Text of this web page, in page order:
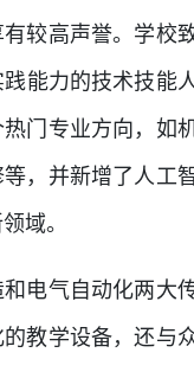
有较高声誉。学校
能力的技术技能
门专业方向，如
，并新增了人工
域。
电气自动化两大
教学设备，还与